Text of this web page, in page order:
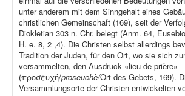
unter anderem mit dem Sinngehalt eines
christlichen Gemeinschaft (169), seit der
Diokletian 303 n. Chr. belegt (Anm. 64,
H. e. 8, 2 ,4). Die Christen selbst allerdings
Tradition der Juden, für den Ort, wo sie sich
versammelten, den Ausdruck «lieu de prière»
(προσευχή/proseuchè/Ort des Gebets, 169).
Versammlungsorte der Christen entwickelten